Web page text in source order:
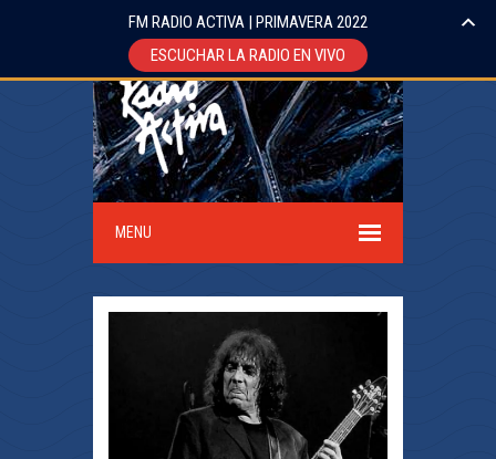
MENU
FM RADIO ACTIVA | PRIMAVERA 2022
ESCUCHAR LA RADIO EN VIVO